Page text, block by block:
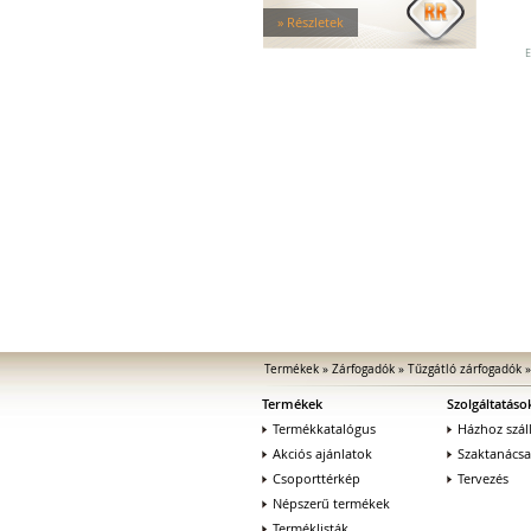
Tűzgátló zárfogadók
Nagy biztonságú zárfogadók
Zárfogadók üvegajtókhoz
» Részletek
Termékek» Zárfogadók» Tűzgátló zárfogadók»
Termékek
Termékkatalógus
Akciós ajánlatok
Csoporttérkép
Népszerű termékek
Házhoz
Tervezés